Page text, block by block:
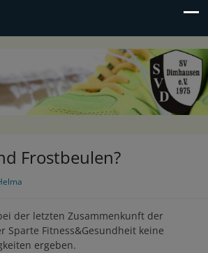
e.V.
Frostbeulen?
der letzten Zusammenkunft der
Sparte Fitness&Gesundheit keine
ergeben.